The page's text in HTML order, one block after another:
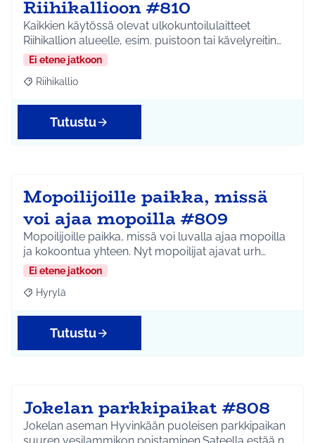
Riihikallioon #810
Kaikkien käytössä olevat ulkokuntoilulaitteet
Riihikallion alueelle, esim. puistoon tai kävelyreitin…
Ei etene jatkoon
Rajaa tulokset aihepiirin mukaan: Riihikallio
Riihikallio
Tutustu
Mopoilijoille paikka, missä
voi ajaa mopoilla #809
Mopoilijoille paikka, missä voi luvalla ajaa mopoilla
ja kokoontua yhteen. Nyt mopoilijat ajavat urh…
Ei etene jatkoon
Rajaa tulokset aihepiirin mukaan: Hyrylä
Hyrylä
Tutustu
Jokelan parkkipaikat #808
Jokelan aseman Hyvinkään puoleisen parkkipaikan